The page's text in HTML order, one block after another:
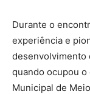
Durante o
experiência e
desenvolvimento
quando ocupou
Municipal de